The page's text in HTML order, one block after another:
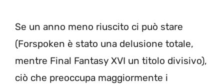
Se un anno meno riuscito ci può stare
(Forspoken è stato una delusione totale,
mentre Final Fantasy XVI un titolo divisivo),
ciò che preoccupa maggiormente i